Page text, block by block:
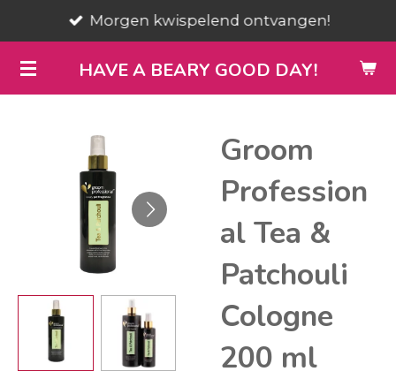
direct
naar
de
HAVE A BEARY GOOD DAY!
Morgen kwispelend ontvangen!
Groom
Profession
al Tea &
Patchouli
Cologne
200 ml